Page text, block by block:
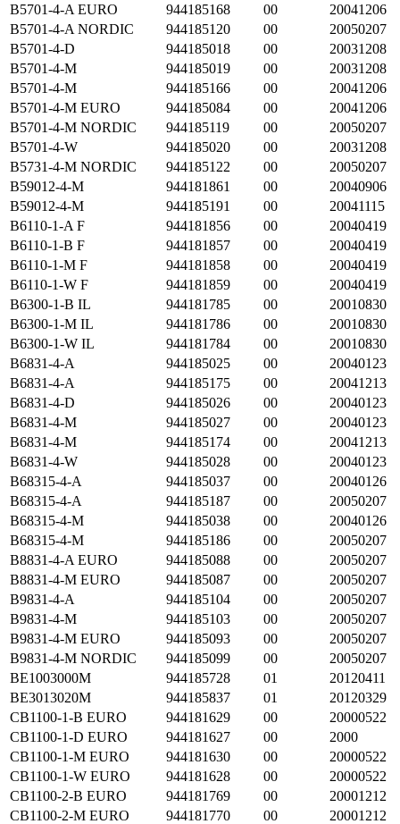
B5701-4-A EURO
944185168 00
20041206
B5701-4-A NORDIC
944185120 00
20050207
B5701-4-D
944185018 00
20031208
B5701-4-M
944185019 00
20031208
B5701-4-M
944185166 00
20041206
B5701-4-M EURO
944185084 00
20041206
B5701-4-M NORDIC
944185119 00
20050207
B5701-4-W
944185020 00
20031208
B5731-4-M NORDIC
944185122 00
20050207
B59012-4-M
944181861 00
20040906
B59012-4-M
944185191 00
20041115
B6110-1-A F
944181856 00
20040419
B6110-1-B F
944181857 00
20040419
B6110-1-M F
944181858 00
20040419
B6110-1-W F
944181859 00
20040419
B6300-1-B IL
944181785 00
20010830
B6300-1-M IL
944181786 00
20010830
B6300-1-W IL
944181784 00
20010830
B6831-4-A
944185025 00
20040123
B6831-4-A
944185175 00
20041213
B6831-4-D
944185026 00
20040123
B6831-4-M
944185027 00
20040123
B6831-4-M
944185174 00
20041213
B6831-4-W
944185028 00
20040123
B68315-4-A
944185037 00
20040126
B68315-4-A
944185187 00
20050207
B68315-4-M
944185038 00
20040126
B68315-4-M
944185186 00
20050207
B8831-4-A EURO
944185088 00
20050207
B8831-4-M EURO
944185087 00
20050207
B9831-4-A
944185104 00
20050207
B9831-4-M
944185103 00
20050207
B9831-4-M EURO
944185093 00
20050207
B9831-4-M NORDIC
944185099 00
20050207
BE1003000M
944185728 01
20120411
BE3013020M
944185837 01
20120329
CB1100-1-B EURO
944181629 00
20000522
CB1100-1-D EURO
944181627 00
2000
CB1100-1-M EURO
944181630 00
20000522
CB1100-1-W EURO
944181628 00
20000522
CB1100-2-B EURO
944181769 00
20001212
CB1100-2-M EURO
944181770 00
20001212